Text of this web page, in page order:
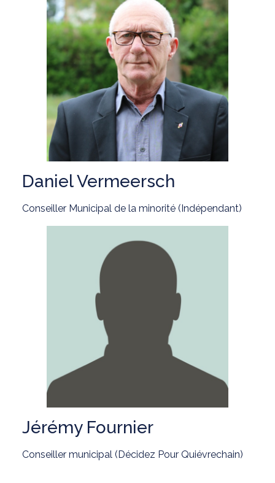
Daniel Vermeersch
Conseiller Municipal de la minorité (Indépendant)
Jérémy Fournier
Conseiller municipal (Décidez Pour Quiévrechain)